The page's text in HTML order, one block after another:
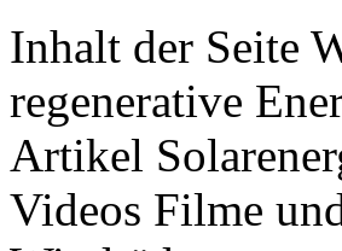
Inhalt der Seite
regenerative
Artikel
Videos Filme